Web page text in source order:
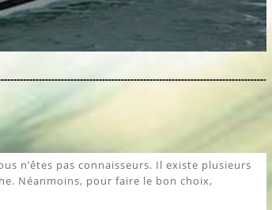
n’êtes pas connaisseurs. Il existe plusieurs
Néanmoins, pour faire le bon choix,